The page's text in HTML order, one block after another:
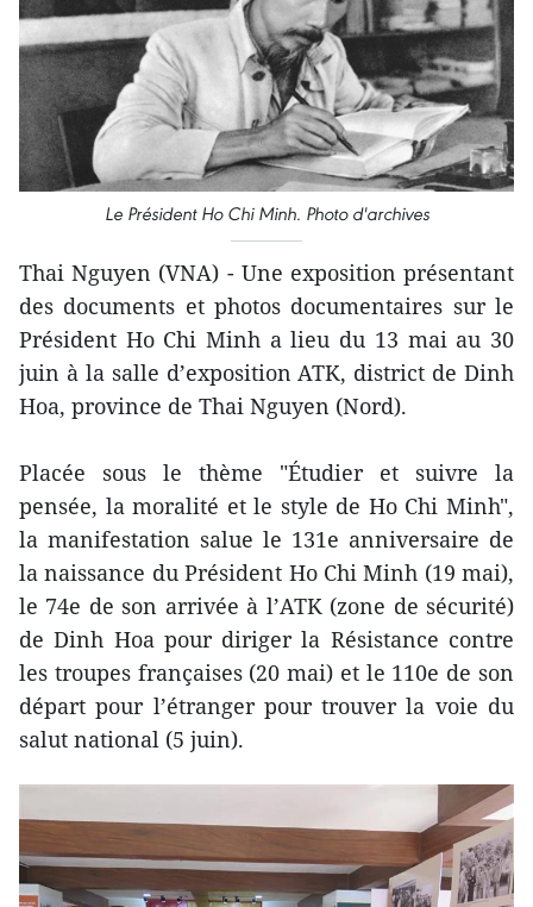
Le Président Ho Chi Minh. Photo d'archives
Thai Nguyen (VNA) - Une exposition présentant
des documents et photos documentaires sur le
Président Ho Chi Minh a lieu du 13 mai au 30
juin à la salle d’exposition ATK, district de Dinh
Hoa, province de Thai Nguyen (Nord).
Placée sous le thème "Étudier et suivre la
pensée, la moralité et le style de Ho Chi Minh",
la manifestation salue le 131e anniversaire de
la naissance du Président Ho Chi Minh (19 mai),
le 74e de son arrivée à l’ATK (zone de sécurité)
de Dinh Hoa pour diriger la Résistance contre
les troupes françaises (20 mai) et le 110e de son
départ pour l’étranger pour trouver la voie du
salut national (5 juin).